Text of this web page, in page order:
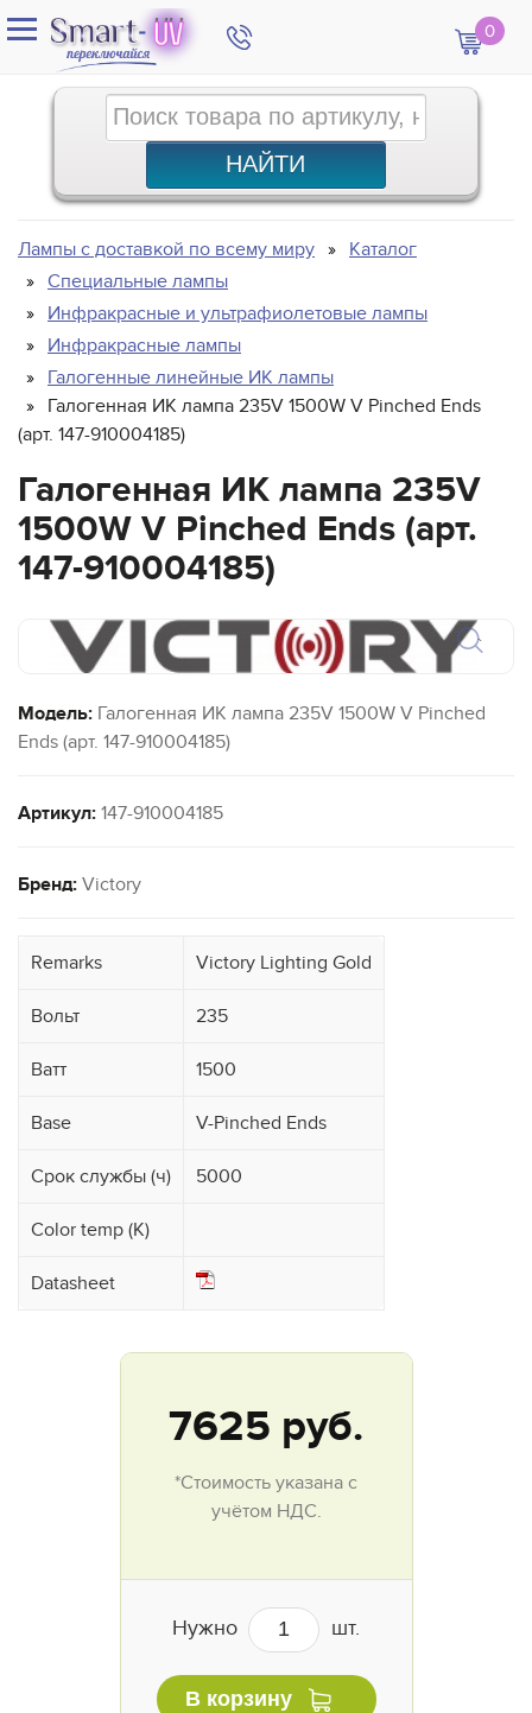
0
Лампы с доставкой по всему миру
Каталог
Специальные лампы
Инфракрасные и ультрафиолетовые лампы
Инфракрасные лампы
Галогенные линейные ИК лампы
Галогенная ИК лампа 235V 1500W V Pinched Ends
(арт. 147-910004185)
Галогенная ИК лампа 235V
1500W V Pinched Ends (арт.
147-910004185)
`
Модель: Галогенная ИК лампа 235V 1500W V Pinched
Ends (арт. 147-910004185)
Артикул: 147-910004185
Бренд: Victory
Remarks Victory Lighting Gold
Вольт 235
Ватт 1500
Base V-Pinched Ends
Срок службы (ч) 5000
Color temp (K)
Datasheet
7625 руб.
*Стоимость указана с
учётом НДС.
Нужно шт.
В корзину